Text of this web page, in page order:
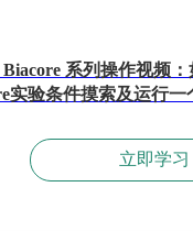
Biacore 系列操作视频
实验条件摸索及运行一
立即学习